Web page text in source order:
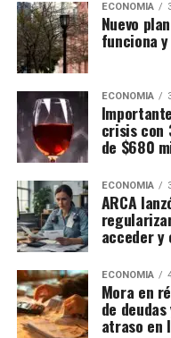
ECONOMIA
Nuevo
funciona
ECONOMIA
crisis con
de $680
ECONOMIA
ARCA
acceder y
ECONOMIA
Mora en
de
atraso en